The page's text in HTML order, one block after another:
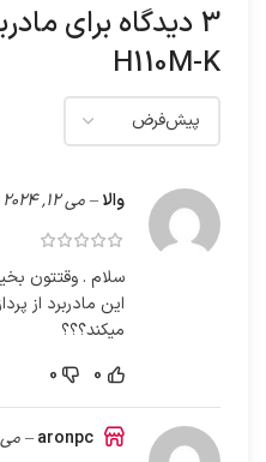
3 دیدگاه برای
H110M-K
والا–می 12, 2024
سلام . وقتتون
میکند؟؟؟
0
0
–می 12,